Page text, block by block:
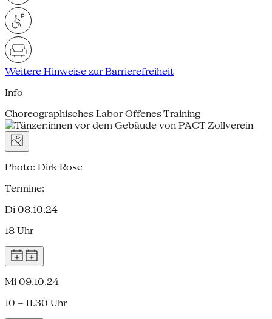
Weitere Hinweise zur Barrierefreiheit
Info
Choreographisches Labor Offenes Training
Photo: Dirk Rose
Termine:
Di 08.10.24
18 Uhr
Mi 09.10.24
10 – 11.30 Uhr